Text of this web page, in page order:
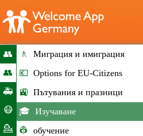
👥
Home
👥
Миграция
имиграция
🚑
Извънредни
ситуации
😷
Корона
💁
🚶
Миграция и имиграция
💶 Options for EU-Citizens
🚉 Пътувания и празници
🎓 Изучаване
👷 обучение